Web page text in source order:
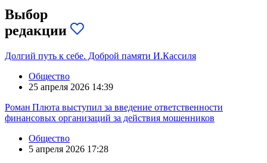
Выбор
редакции
Долгий путь к себе. Доброй памяти И.Кассиля
Общество
25 апреля 2026 14:39
Роман Плюта выступил за введение ответственности
финансовых организаций за действия мошенников
Общество
5 апреля 2026 17:28